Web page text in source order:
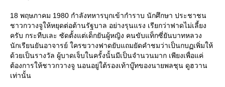
18 พฤษภาคม 1980 กำลังทหารบุกเข้ากำราบ นักศึกษา ประชาชน
ชาวกวางจูให้หยุดต่อต้านรัฐบาล อย่างรุนแรง เรียกว่าฟาดไม่เลี้ยง
ครับ กระทืบเละ ซัดตั้งแต่เด็กยันผู้หญิง คนขับแท็กซี่ยันบาทหลวง
นักเรียนยันอาจารย์ ใครขวางฟาดยับแถมยัดคำชมว่าเป็นกบฏเพิ่มให้
ด้วยเป็นรางวัล ผู้บาดเจ็บในครั้งนั้นมีเป็นจำนวนมาก เพียงเพื่อแค่
ต้องการให้ชาวกวางจู นอนอยู่ใต้รองเท้าบู๊ทของนายพลชุน ดูฮวาน
เท่านั้น